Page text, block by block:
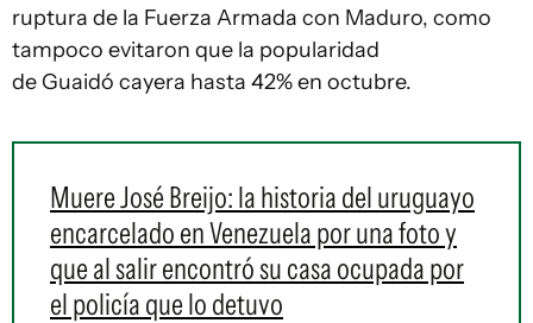
ruptura de la Fuerza Armada con Maduro, como
tampoco evitaron que la popularidad
de Guaidó cayera hasta 42% en octubre.
Muere José Breijo: la historia del uruguayo
encarcelado en Venezuela por una foto y
que al salir encontró su casa ocupada por
el policía que lo detuvo